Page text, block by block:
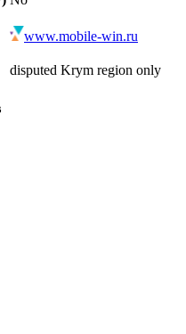
www.mobile-win.ru
disputed Krym region only